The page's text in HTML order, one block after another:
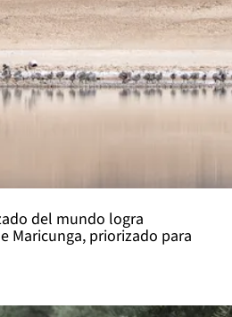
del mundo logra
Maricunga, priorizado para